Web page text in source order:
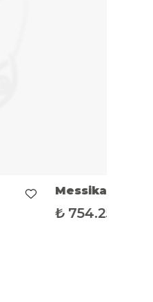
Messika
₺ 754.256,94